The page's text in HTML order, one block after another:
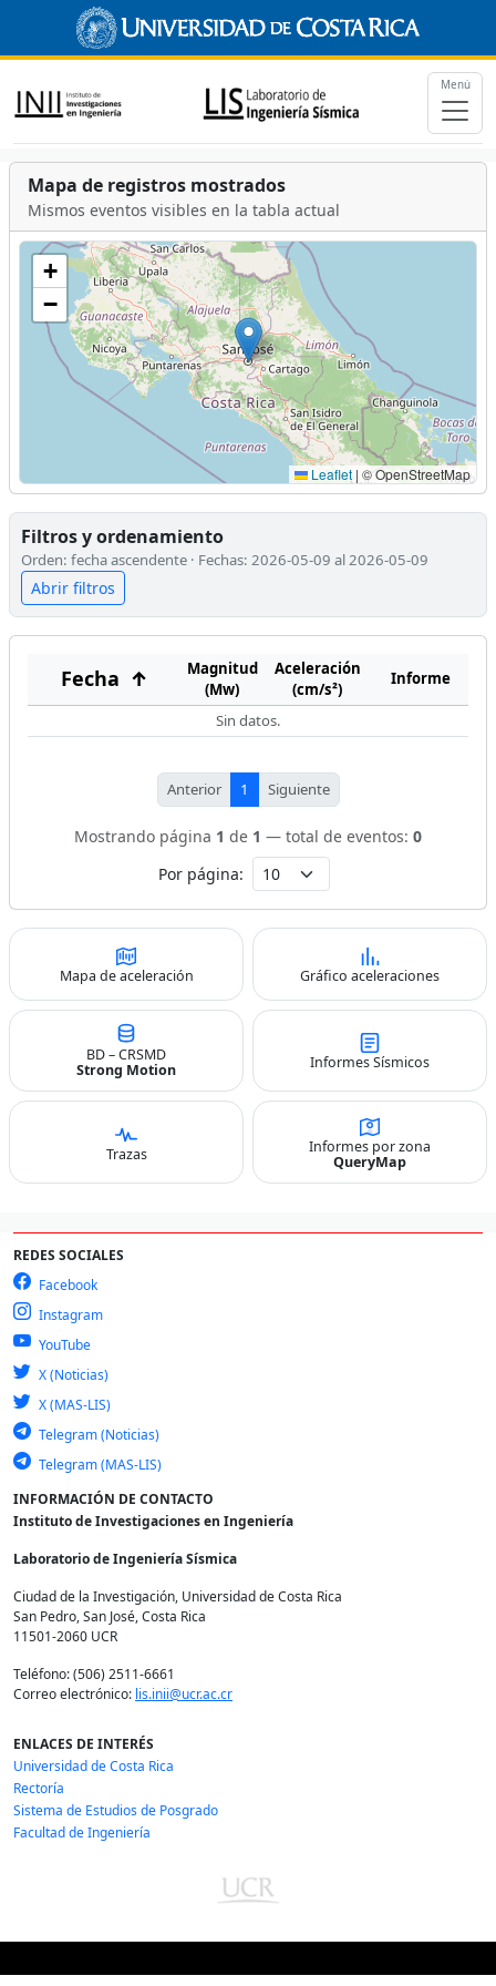
Menú
Mapa de registros mostrados
Mismos eventos visibles en la tabla actual
+
−
Leaflet | © OpenStreetMap
Filtros y ordenamiento
Orden: fecha ascendente · Fechas: 2026-05-09 al 2026-05-09
Abrir filtros
Fecha ↑
Magnitud
(Mw)
Aceleración
(cm/s²)
Informe
Sin datos.
Anterior 1 Siguiente
Mostrando página 1 de 1 — total de eventos: 0
Por página:
Mapa de aceleración Gráfico aceleraciones
BD – CRSMD
Strong Motion
Informes Sísmicos
Trazas
Informes por zona
QueryMap
REDES SOCIALES
Facebook
Instagram
YouTube
X (Noticias)
X (MAS-LIS)
Telegram (Noticias)
Telegram (MAS-LIS)
INFORMACIÓN DE CONTACTO
Instituto de Investigaciones en Ingeniería
Laboratorio de Ingeniería Sísmica
Ciudad de la Investigación, Universidad de Costa Rica
San Pedro, San José, Costa Rica
11501-2060 UCR
Teléfono: (506) 2511-6661
Correo electrónico: lis.inii@ucr.ac.cr
ENLACES DE INTERÉS
Universidad de Costa Rica
Rectoría
Sistema de Estudios de Posgrado
Facultad de Ingeniería